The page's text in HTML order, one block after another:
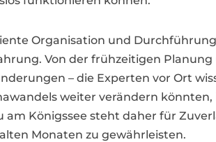
Organisation und
Von der frühzeitigen
– die Experten vor Ort
weiter verändern
am Königssee steht daher für
Monaten zu gewährleisten.